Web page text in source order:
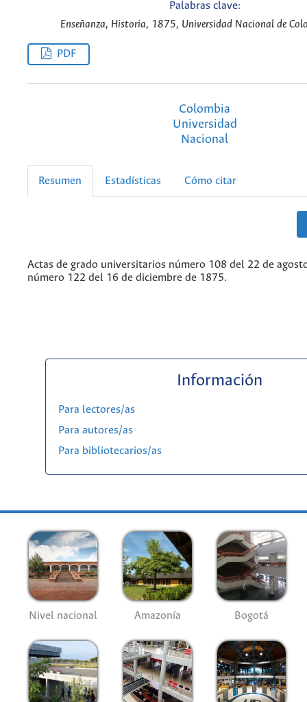
Palabras clave:
Enseñanza, Historia, 1875, Universidad Nacional de
PDF
Colombia
Universidad
Nacional
Resumen Estadísticas Cómo citar
Actas de grado universitarios número 108 del 22 de
número 122 del 16 de diciembre de 1875.
Información
Para lectores/as
Para autores/as
Para bibliotecarios/as
Nivel nacional Amazonía Bogotá